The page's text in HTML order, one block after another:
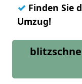
✓ Finden Sie
Umzug!